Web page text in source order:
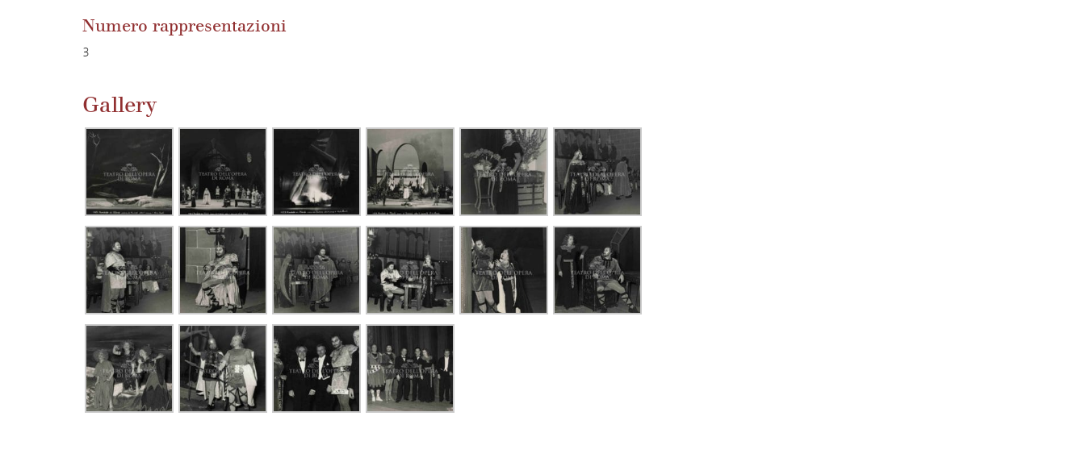
Numero rappresentazioni
3
Gallery